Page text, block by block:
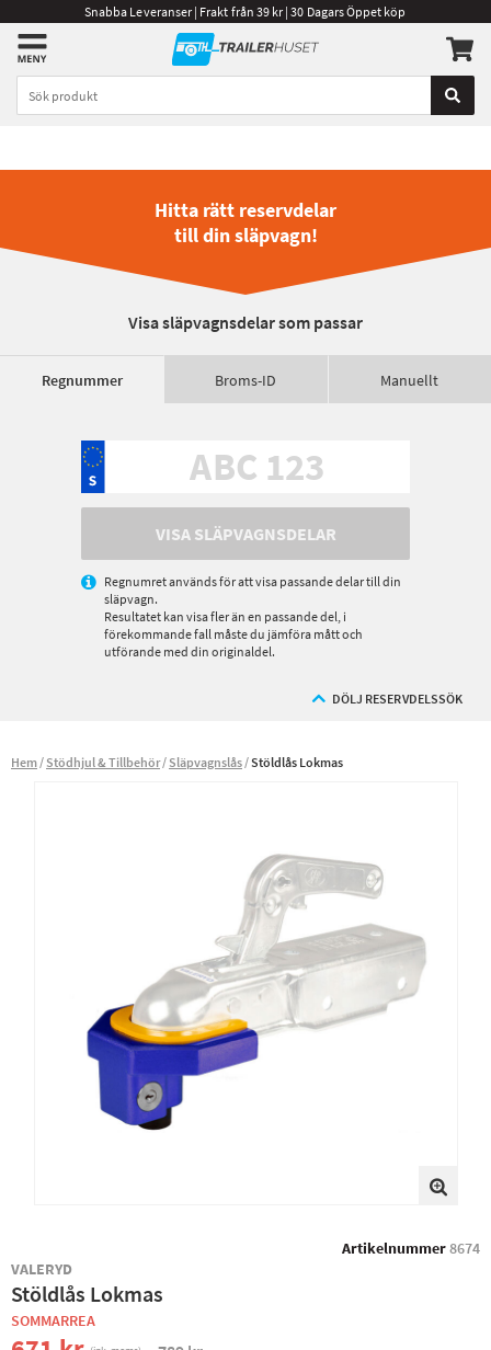
Snabba Leveranser | Frakt från 39 kr | 30 Dagars Öppet köp
Hitta rätt reservdelar
till din släpvagn!
Visa släpvagnsdelar som passar
Regnummer Broms-ID Manuellt
VISA SLÄPVAGNSDELAR
Regnumret används för att visa passande delar till din
släpvagn.
Resultatet kan visa fler än en passande del, i
förekommande fall måste du jämföra mått och
utförande med din originaldel.
DÖLJ RESERVDELSSÖK
Hem Stödhjul & Tillbehör Släpvagnslås Stöldlås Lokmas
Artikelnummer8674
VALERYD
Stöldlås Lokmas
SOMMARREA